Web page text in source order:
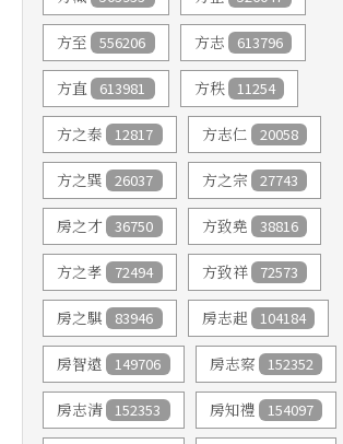
方至 556206 方志 613796
方直 613981 方秩 11254
方之泰 12817 方志仁 20058
方之巽 26037 方之宗 27743
房之才 36750 方致堯 38816
方之孝 72494 方致祥 72573
房之騏 83946 房志起 104184
房智遠 149706 房志察 152352
房志清 152353 房知禮 154097